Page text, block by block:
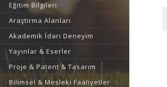
Eğitim Bilgileri
Araştırma Alanları
Akademik İdari Deneyim
Yayınlar & Eserler
Proje & Patent & Tasarım
Bilimsel & Mesleki Faaliyetler